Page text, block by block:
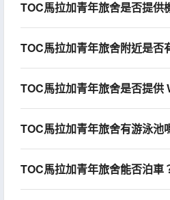
TOC馬拉加青年旅舍是否提供
TOC馬拉加青年旅舍附近是否
TOC馬拉加青年旅舍是否提供
TOC馬拉加青年旅舍有游泳池
TOC馬拉加青年旅舍能否泊車